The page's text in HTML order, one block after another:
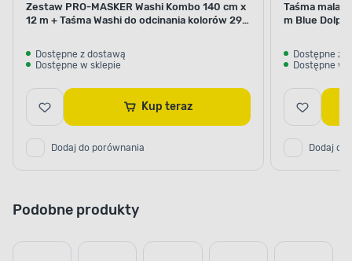
Zestaw PRO-MASKER Washi Kombo 140 cm x
12 m + Taśma Washi do odcinania kolorów 29
Dostępne z dostawą
Dostępne w sklepie
Kup teraz
Dodaj do porównania
Taśma
m Blue
Dostępne z
Dostępne w
Dodaj do
Podobne produkty